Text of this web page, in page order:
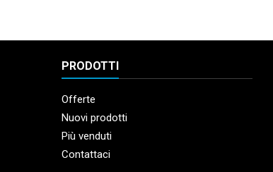
PRODOTTI
Offerte
Nuovi prodotti
Più venduti
Contattaci